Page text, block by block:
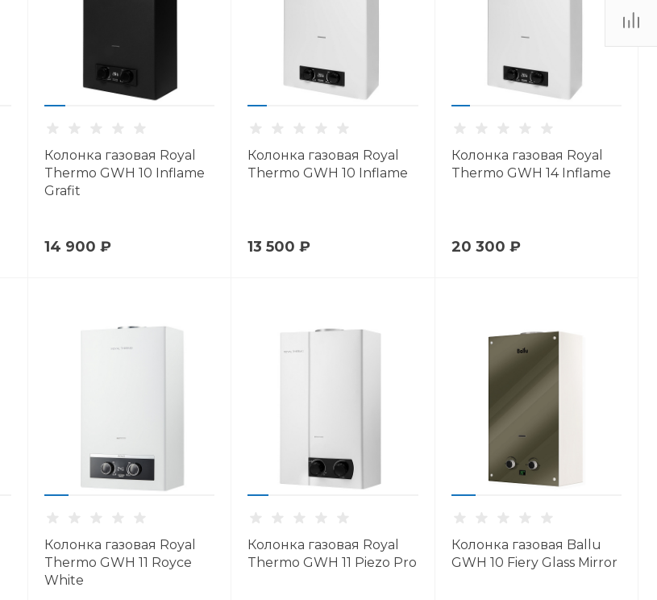
Колонка газовая Royal
Thermo GWH 10 Inflame
Grafit
14 900 ₽
Колонка газовая Royal
Thermo GWH 10 Inflame
13 500 ₽
Колонка газовая Royal
Thermo GWH 14 Inflame
20 300 ₽
Колонка газовая Royal
Thermo GWH 11 Royce
White
Колонка газовая Royal
Thermo GWH 11 Piezo Pro
Колонка газовая Ballu
GWH 10 Fiery Glass Mirror